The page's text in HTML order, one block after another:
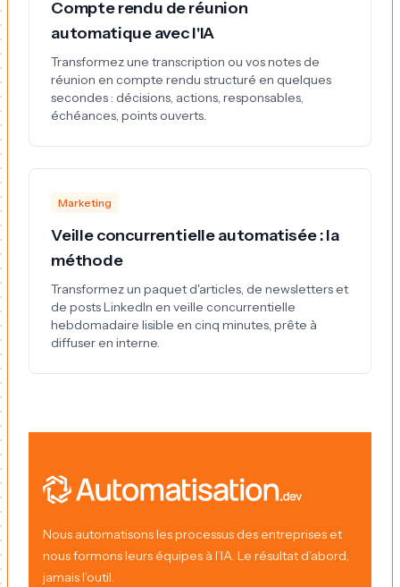
Compte rendu de réunion
automatique avec l'IA
Transformez une transcription ou vos notes de
réunion en compte rendu structuré en quelques
secondes : décisions, actions, responsables,
échéances, points ouverts.
Marketing
Veille concurrentielle automatisée : la
méthode
Transformez un paquet d'articles, de newsletters et
de posts LinkedIn en veille concurrentielle
hebdomadaire lisible en cinq minutes, prête à
diffuser en interne.
Nous automatisons les processus des entreprises et
nous formons leurs équipes à l’IA. Le résultat d’abord,
jamais l’outil.